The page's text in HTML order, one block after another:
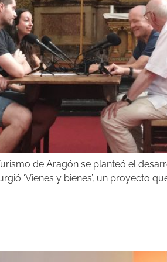
de Aragón se planteó el
‘Vienes y bienes’, un proyecto